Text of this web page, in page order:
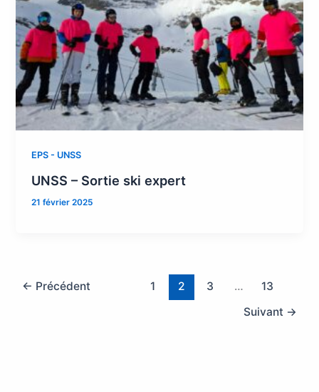
EPS - UNSS
UNSS – Sortie ski expert
21 février 2025
← Précédent 1 2 3 …
13
Suivant →